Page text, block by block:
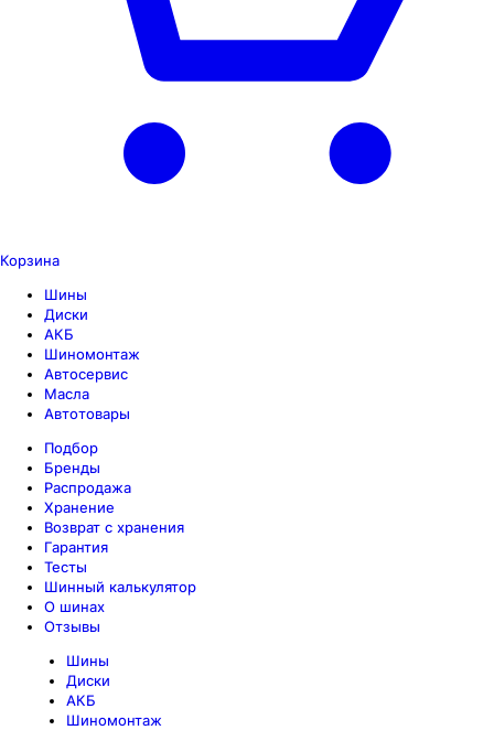
Корзина
Шины
Диски
АКБ
Шиномонтаж
Автосервис
Масла
Автотовары
Подбор
Бренды
Распродажа
Хранение
Возврат с хранения
Гарантия
Тесты
Шинный калькулятор
О шинах
Отзывы
Шины
Диски
АКБ
Шиномонтаж